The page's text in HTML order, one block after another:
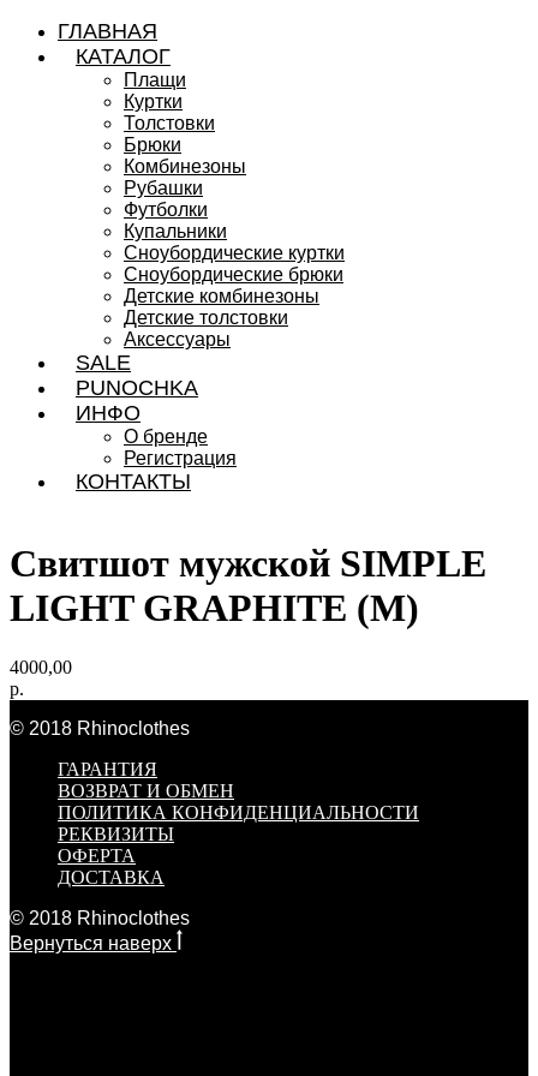
ГЛАВНАЯ
КАТАЛОГ
Плащи
Куртки
Толстовки
Брюки
Комбинезоны
Рубашки
Футболки
Купальники
Сноубордические куртки
Сноубордические брюки
Детские комбинезоны
Детские толстовки
Аксессуары
SALE
PUNOCHKA
ИНФО
О бренде
Регистрация
КОНТАКТЫ
Свитшот мужской SIMPLE
LIGHT GRAPHITE (M)
4000,00
р.
© 2018 Rhinoclothes
ГАРАНТИЯ
ВОЗВРАТ И ОБМЕН
ПОЛИТИКА КОНФИДЕНЦИАЛЬНОСТИ
РЕКВИЗИТЫ
ОФЕРТА
ДОСТАВКА
© 2018 Rhinoclothes
Вернуться наверх